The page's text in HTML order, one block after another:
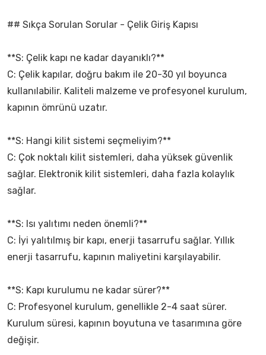
## Sıkça Sorulan Sorular - Çelik Giriş Kapısı
**S: Çelik kapı ne kadar dayanıklı?**
C: Çelik kapılar, doğru bakım ile 20-30 yıl boyunca
kullanılabilir. Kaliteli malzeme ve profesyonel kurulum,
kapının ömrünü uzatır.
**S: Hangi kilit sistemi seçmeliyim?**
C: Çok noktalı kilit sistemleri, daha yüksek güvenlik
sağlar. Elektronik kilit sistemleri, daha fazla kolaylık
sağlar.
**S: Isı yalıtımı neden önemli?**
C: İyi yalıtılmış bir kapı, enerji tasarrufu sağlar. Yıllık
enerji tasarrufu, kapının maliyetini karşılayabilir.
**S: Kapı kurulumu ne kadar sürer?**
C: Profesyonel kurulum, genellikle 2-4 saat sürer.
Kurulum süresi, kapının boyutuna ve tasarımına göre
değişir.